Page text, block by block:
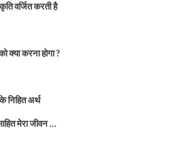
वर्जित करती है
क्या करना होगा ?
निहित अर्थ
मेरा जीवन …